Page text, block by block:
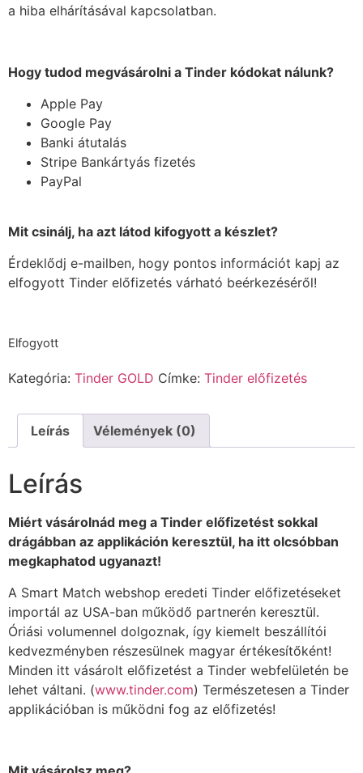
a hiba elhárításával kapcsolatban.
Hogy tudod megvásárolni a Tinder kódokat nálunk?
Apple Pay
Google Pay
Banki átutalás
Stripe Bankártyás fizetés
PayPal
Mit csinálj, ha azt látod kifogyott a készlet?
Érdeklődj e-mailben, hogy pontos információt kapj az
elfogyott Tinder előfizetés várható beérkezéséről!
Elfogyott
Kategória: Tinder GOLD Címke: Tinder előfizetés
Leírás Vélemények (0)
Leírás
Miért vásárolnád meg a Tinder előfizetést sokkal
drágábban az applikáción keresztül, ha itt olcsóbban
megkaphatod ugyanazt!
A Smart Match webshop eredeti Tinder előfizetéseket
importál az USA-ban működő partnerén keresztül.
Óriási volumennel dolgoznak, így kiemelt beszállítói
kedvezményben részesülnek magyar értékesítőként!
Minden itt vásárolt előfizetést a Tinder webfelületén be
lehet váltani. (www.tinder.com) Természetesen a Tinder
applikációban is működni fog az előfizetés!